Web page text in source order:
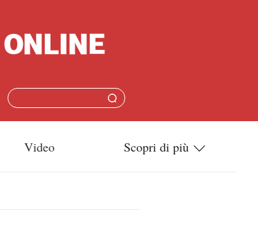
Video Scopri di più